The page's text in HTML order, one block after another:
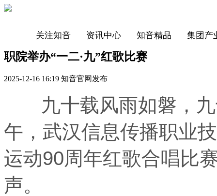
关注知音 资讯中心 知音精品 集团产
职院举办“一二·九”红歌比赛
2025-12-16 16:19 知音官网发布
九十载风雨如磐，九
午，武汉信息传播职业
运动90周年红歌合唱比
声。